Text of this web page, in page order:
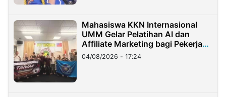
Mahasiswa KKN Internasional
UMM Gelar Pelatihan AI dan
Affiliate Marketing bagi Pekerja
Migran Indonesia di Taiwan
04/08/2026 - 17:24